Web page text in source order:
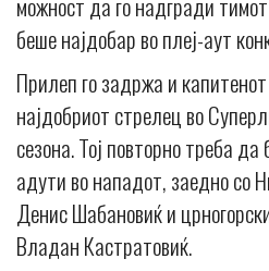
беше најдобар во плеј-аут
Прилеп го задржа и
најдобриот стрелец во
сезона. Тој повторно треба
адути во нападот, заедно со
Денис Шабановиќ и
Владан Кастратовиќ.